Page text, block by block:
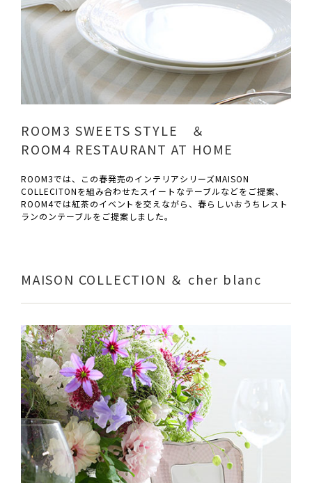
ROOM3 SWEETS STYLE ＆
ROOM4 RESTAURANT AT HOME
ROOM3では、この春発売のインテリアシリーズMAISON
COLLECITONを組み合わせたスイートなテーブルなどをご提案、
ROOM4では紅茶のイベントを交えながら、春らしいおうちレスト
ランのンテーブルをご提案しました。
MAISON COLLECTION ＆ cher blanc